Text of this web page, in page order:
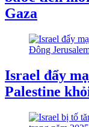
Gaza
Israel đẩy
Palestine